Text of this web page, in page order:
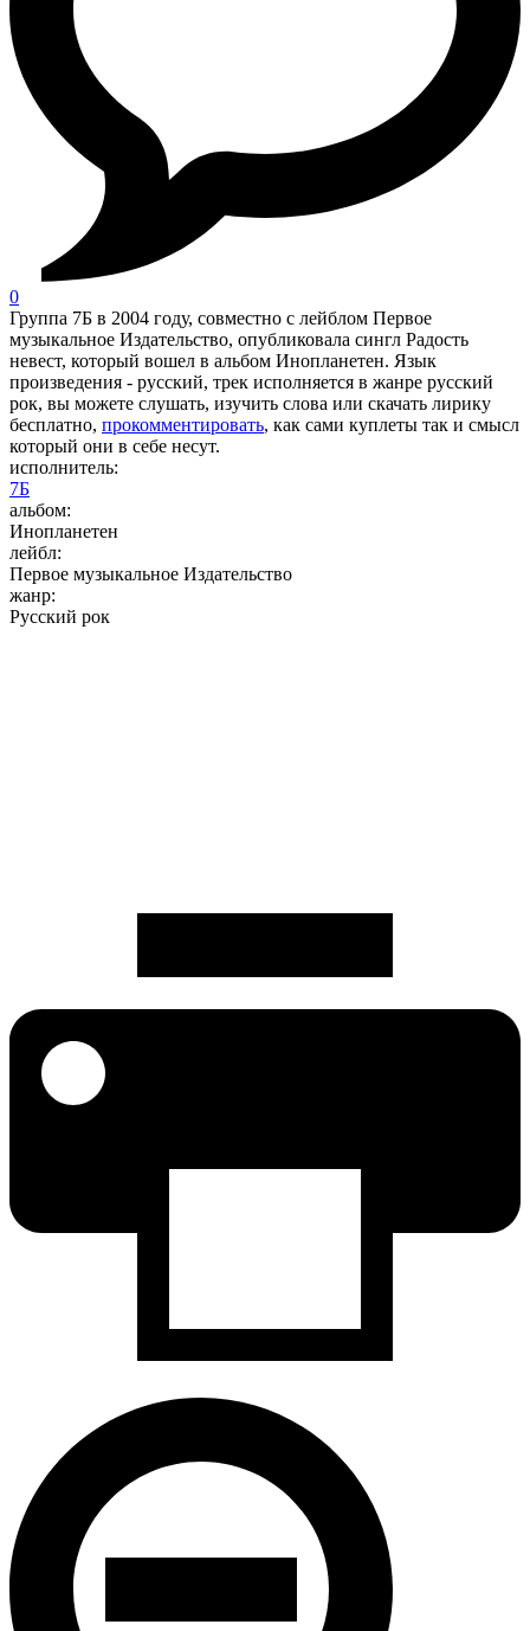
0
Группа 7Б в 2004 году, совместно с лейблом Первое
музыкальное Издательство, опубликовала сингл Радость
невест, который вошел в альбом Инопланетен. Язык
произведения - русский, трек исполняется в жанре русский
рок, вы можете слушать, изучить слова или скачать лирику
бесплатно, прокомментировать, как сами куплеты так и смысл
который они в себе несут.
исполнитель:
7Б
альбом:
Инопланетен
лейбл:
Первое музыкальное Издательство
жанр:
Русский рок